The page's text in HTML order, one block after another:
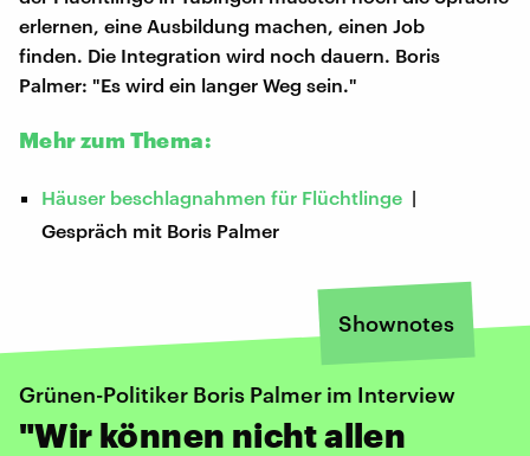
erlernen, eine Ausbildung machen, einen Job
finden. Die Integration wird noch dauern. Boris
Palmer: "Es wird ein langer Weg sein."
Mehr zum Thema:
Häuser beschlagnahmen für Flüchtlinge |
Gespräch mit Boris Palmer
Shownotes
Grünen-Politiker Boris Palmer im Interview
"Wir können nicht allen